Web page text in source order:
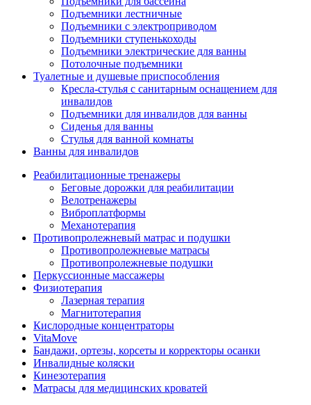
Подъемники лестничные
Подъемники с электроприводом
Подъемники ступенькоходы
Подъемники электрические для ванны
Потолочные подъемники
Туалетные и душевые приспособления
Кресла-стулья с санитарным оснащением для
инвалидов
Подъемники для инвалидов для ванны
Сиденья для ванны
Стулья для ванной комнаты
Ванны для инвалидов
Реабилитационные тренажеры
Беговые дорожки для реабилитации
Велотренажеры
Виброплатформы
Механотерапия
Противопролежневый матрас и подушки
Противопролежневые матрасы
Противопролежневые подушки
Перкуссионные массажеры
Физиотерапия
Лазерная терапия
Магнитотерапия
Кислородные концентраторы
VitaMove
Бандажи, ортезы, корсеты и корректоры осанки
Инвалидные коляски
Кинезотерапия
Матрасы для медицинских кроватей